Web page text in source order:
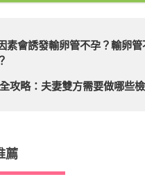
素會誘發輸卵管不孕？輸卵管
攻略：夫妻雙方需要做哪些
薦